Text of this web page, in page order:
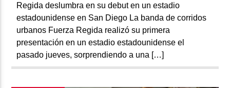
Regida deslumbra en su debut en un estadio
estadounidense en San Diego La banda de corridos
urbanos Fuerza Regida realizó su primera
presentación en un estadio estadounidense el
pasado jueves, sorprendiendo a una […]